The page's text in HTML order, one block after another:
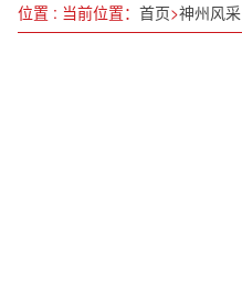
位置 : 当前位置： 首页>神州风采